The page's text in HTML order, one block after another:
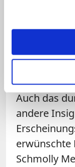
gerne
groß.
die CEK
Auch das
andere
erwünschte
Schmolly